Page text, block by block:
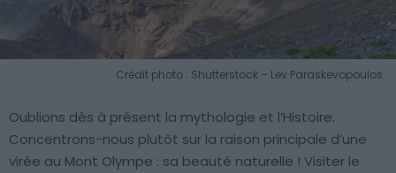
Crédit photo : Shutterstock – Lev Paraskevopoulos
Oublions dès à présent la mythologie et l’Histoire.
Concentrons-nous plutôt sur la raison principale d’une
virée au Mont Olympe : sa beauté naturelle ! Visiter le